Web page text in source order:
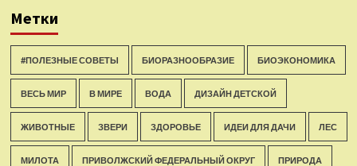
Метки
#ПОЛЕЗНЫЕ СОВЕТЫ БИОРАЗНООБРАЗИЕ БИОЭКОНОМИКА
ВЕСЬ МИР В МИРЕ ВОДА ДИЗАЙН ДЕТСКОЙ
ЖИВОТНЫЕ ЗВЕРИ ЗДОРОВЬЕ ИДЕИ ДЛЯ ДАЧИ ЛЕС
МИЛОТА ПРИВОЛЖСКИЙ ФЕДЕРАЛЬНЫЙ ОКРУГ ПРИРОДА